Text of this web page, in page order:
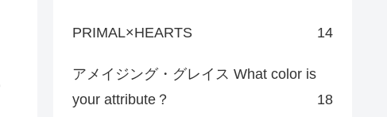
PRIMAL×HEARTS 14
アメイジング・グレイス What color is
your attribute？
18